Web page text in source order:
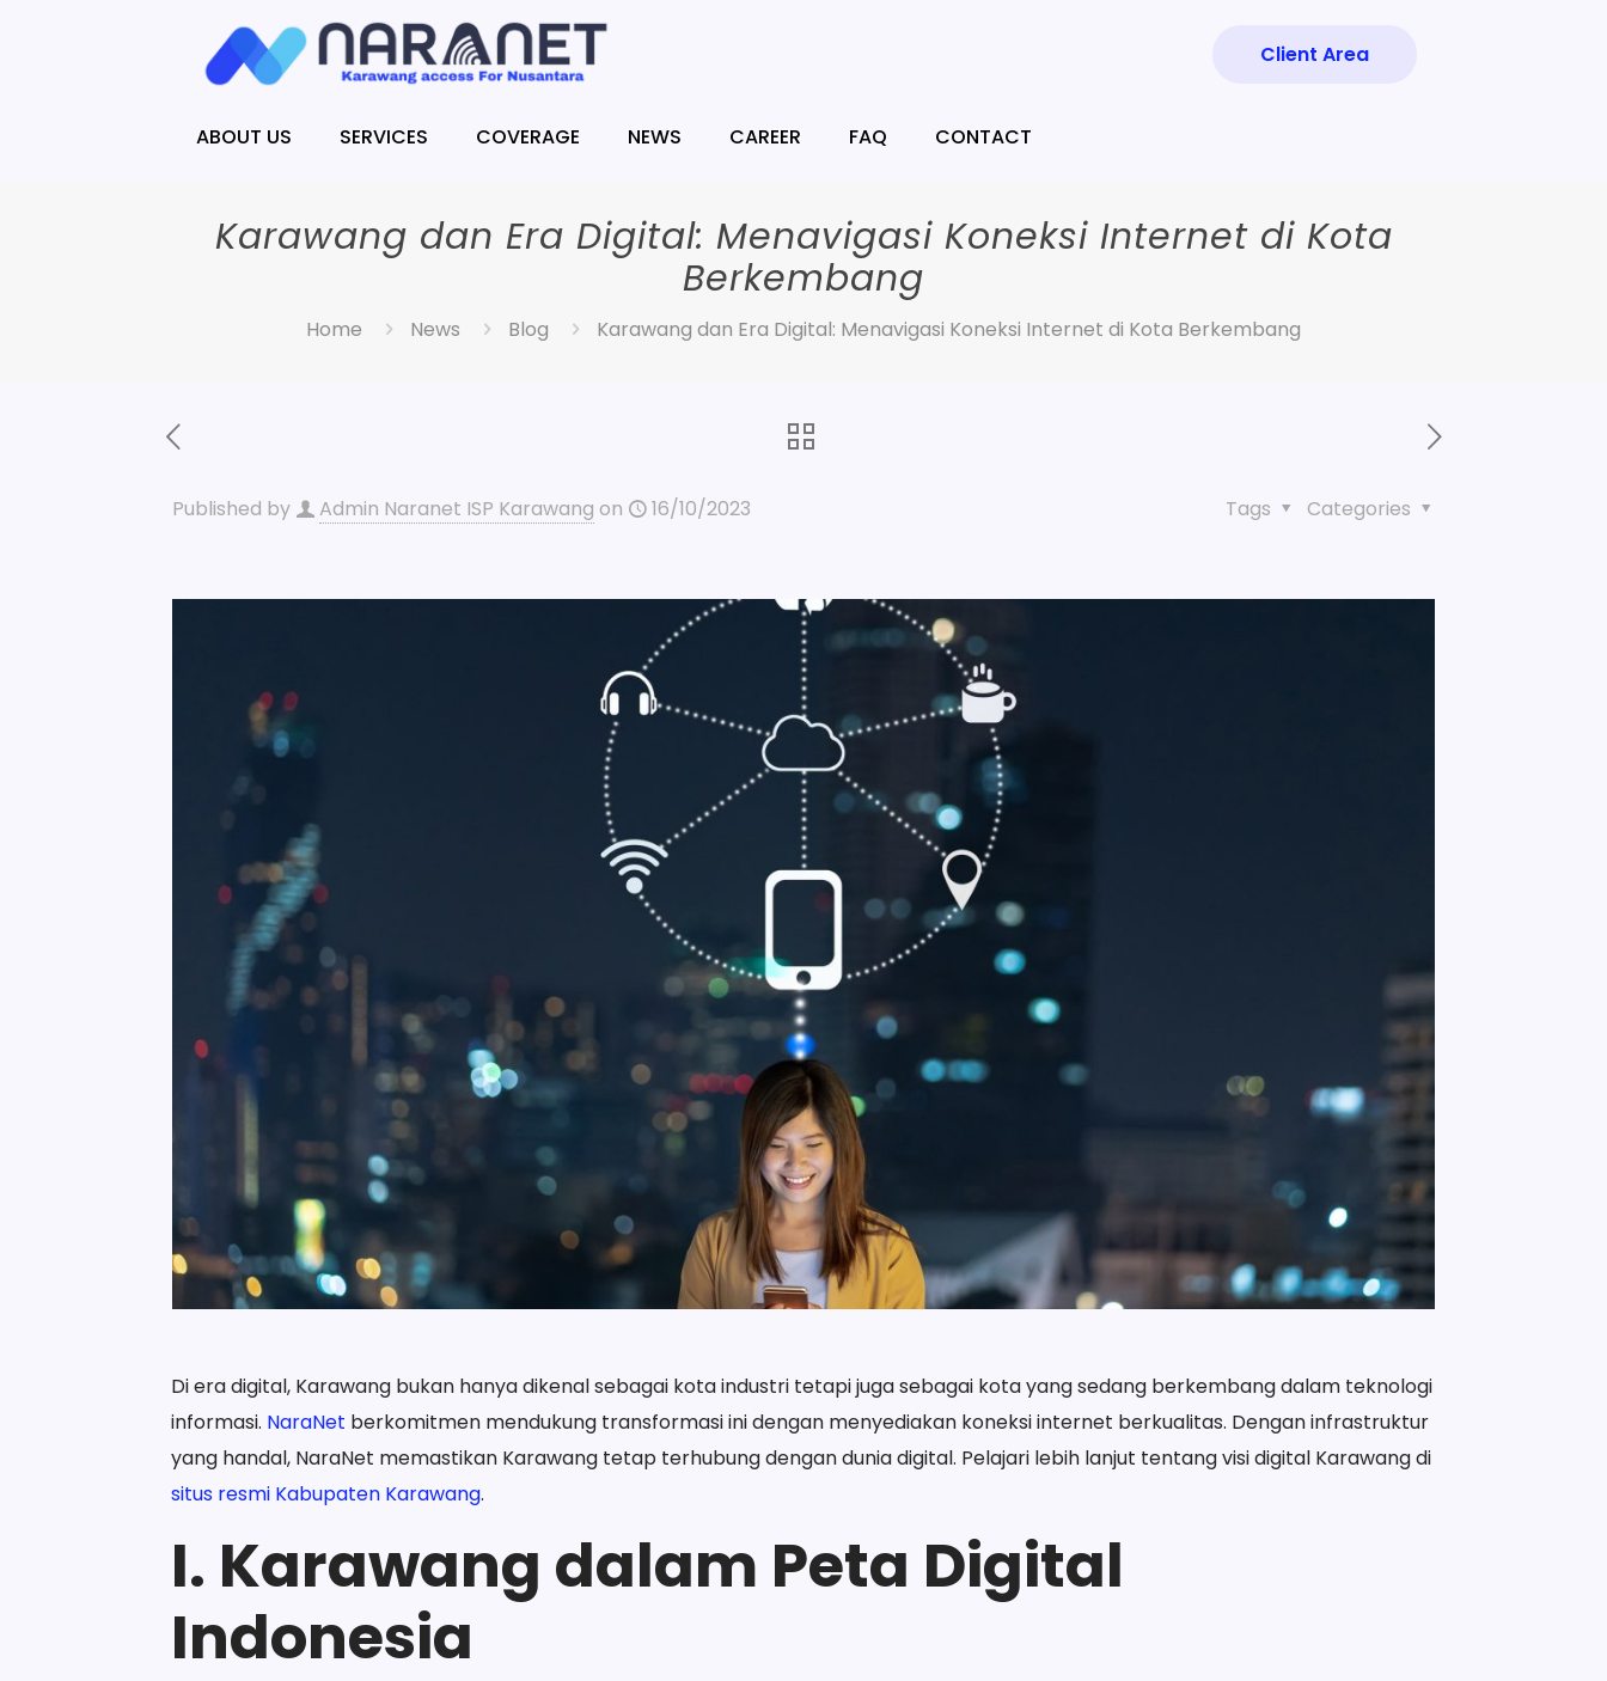
Client Area
ABOUT US SERVICES COVERAGE NEWS CAREER FAQ CONTACT
Karawang dan Era Digital: Menavigasi Koneksi Internet di Kota
Berkembang
Home News Blog Karawang dan Era Digital: Menavigasi Koneksi Internet di Kota Berkembang
Published by Admin Naranet ISP Karawang on 16/10/2023 Categories
Tags
Di era digital, Karawang bukan hanya dikenal sebagai kota industri tetapi juga sebagai kota yang sedang berkembang dalam teknologi
informasi. NaraNet berkomitmen mendukung transformasi ini dengan menyediakan koneksi internet berkualitas. Dengan infrastruktur
yang handal, NaraNet memastikan Karawang tetap terhubung dengan dunia digital. Pelajari lebih lanjut tentang visi digital Karawang di
situs resmi Kabupaten Karawang.
I. Karawang dalam Peta Digital
Indonesia